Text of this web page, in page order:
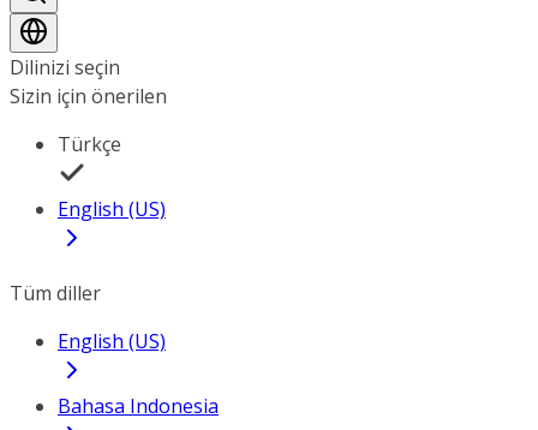
Dilinizi seçin
Sizin için önerilen
Türkçe
English (US)
Tüm diller
English (US)
Bahasa Indonesia